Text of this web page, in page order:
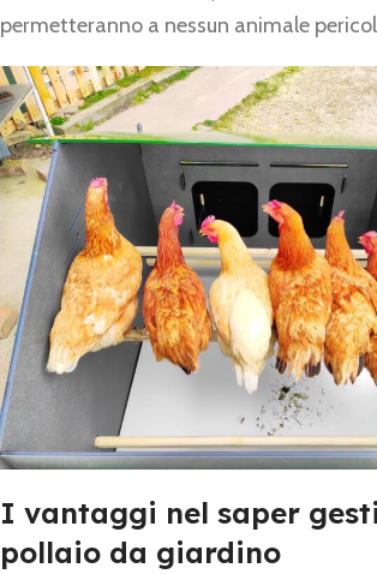
permetteranno a nessun animale
I vantaggi nel saper
pollaio da giardino